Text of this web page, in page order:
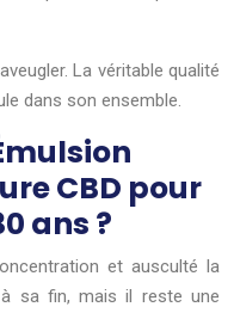
La véritable qualité
dans son ensemble.
CBD pour
ans ?
et ausculté la
à sa fin, mais il reste une